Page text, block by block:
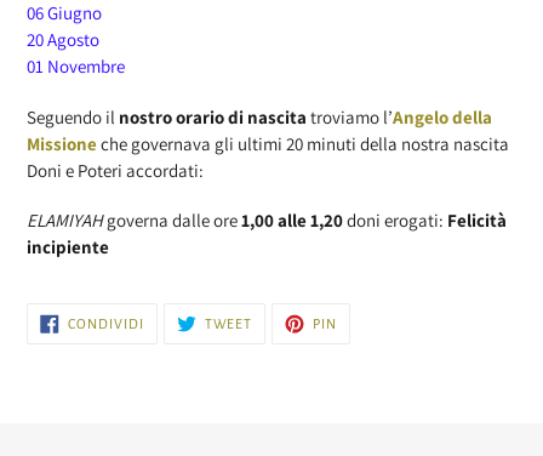
06 Giugno
20 Agosto
01 Novembre
Seguendo il nostro orario di nascita troviamo l’Angelo della
Missioneche governava gli ultimi 20 minuti della nostra nascita
Doni e Poteri accordati:
ELAMIYAH governa dalle ore1,00 alle 1,20doni erogati: Felicità
incipiente
CONDIVIDI
CONDIVIDITWEET TWITTA
PIN